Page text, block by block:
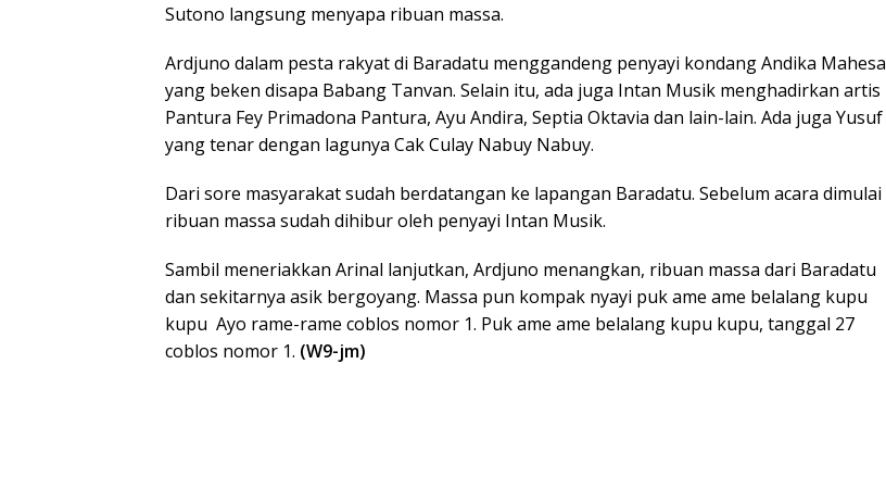
Sutono langsung menyapa ribuan massa.
Ardjuno dalam pesta rakyat di Baradatu menggandeng penyayi kondang Andika Mahesa
yang beken disapa Babang Tanvan. Selain itu, ada juga Intan Musik menghadirkan artis
Pantura Fey Primadona Pantura, Ayu Andira, Septia Oktavia dan lain-lain. Ada juga Yusuf
yang tenar dengan lagunya Cak Culay Nabuy Nabuy.
Dari sore masyarakat sudah berdatangan ke lapangan Baradatu. Sebelum acara dimulai
ribuan massa sudah dihibur oleh penyayi Intan Musik.
Sambil meneriakkan Arinal lanjutkan, Ardjuno menangkan, ribuan massa dari Baradatu
dan sekitarnya asik bergoyang. Massa pun kompak nyayi puk ame ame belalang kupu
kupu Ayo rame-rame coblos nomor 1. Puk ame ame belalang kupu kupu, tanggal 27
coblos nomor 1. (W9-jm)